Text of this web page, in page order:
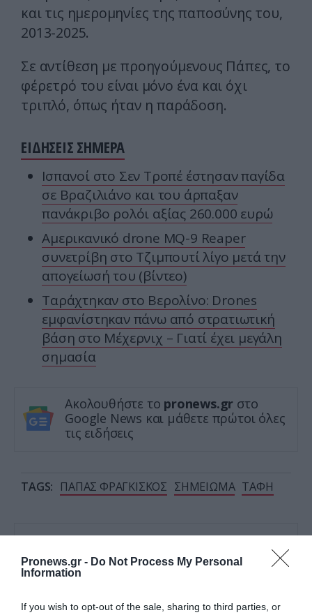
Pronews.gr - Do Not Process My Personal
Information
If you wish to opt-out of the sale, sharing to third parties, or
και τις ημερομηνίες της παποσύνης του,
2013-2025.
Σε αντίθεση με προηγούμενους Πάπες, το
φέρετρό του είναι μόνο ένα και όχι
τριπλό, όπως ήταν η παράδοση.
ΕΙΔΗΣΕΙΣ ΣΗΜΕΡΑ
Ισπανοί στο Σεν Τροπέ έστησαν παγίδα
σε Βραζιλιάνο και του άρπαξαν
πανάκριβο ρολόι αξίας 260.000 ευρώ
Αμερικανικό drone MQ-9 Reaper
συνετρίβη στο Τζιμπουτί λίγο μετά την
απογείωσή του (βίντεο)
Ταράχτηκαν στο Βερολίνο: Drones
εμφανίστηκαν πάνω από στρατιωτική
βάση στο Μέχερνιχ – Γιατί έχει μεγάλη
σημασία
Ακολουθήστε το pronews.gr στο
Google News και μάθετε πρώτοι όλες
τις ειδήσεις
TAGS: ΠΑΠΑΣ ΦΡΑΓΚΙΣΚΟΣ ΣΗΜΕΙΩΜΑ ΤΑΦΗ
Δείτε μας ζωντανά στοYouTube,
Twitch,X,Telegram